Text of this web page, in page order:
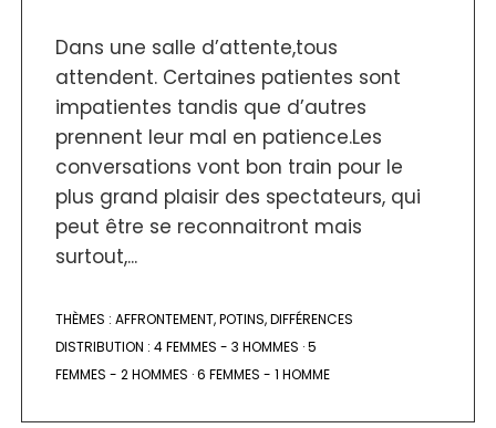
Dans une salle d’attente,tous
attendent. Certaines patientes sont
impatientes tandis que d’autres
prennent leur mal en patience.Les
conversations vont bon train pour le
plus grand plaisir des spectateurs, qui
peut être se reconnaitront mais
surtout,...
THÈMES : AFFRONTEMENT,POTINS,DIFFÉRENCES
DISTRIBUTION : 4 FEMMES - 3 HOMMES ·5
FEMMES - 2 HOMMES ·6 FEMMES - 1 HOMME